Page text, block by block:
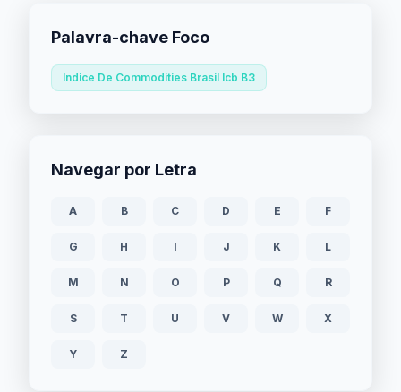
Palavra-chave Foco
Indice De Commodities Brasil Icb B3
Navegar por Letra
A B C D E F
G H I J K L
M N O P Q R
S T U V W X
Y Z